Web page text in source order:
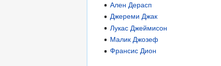
Ален Дерасп
Джереми Джак
Лукас Джеймисон
Малик Джозеф
Франсис Дион